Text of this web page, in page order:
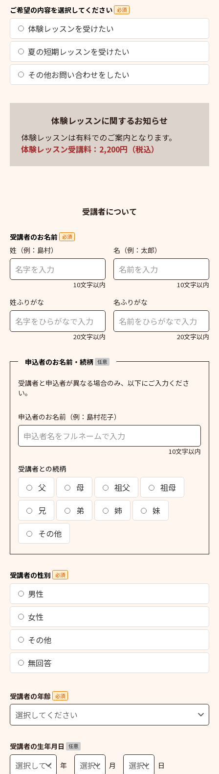
ご希望の内容を選択してください 必須
体験レッスンを受けたい
夏の短期レッスンを受けたい
その他お問い合わせをしたい
体験レッスンに関するお知らせ
体験レッスンは有料でのご案内となります。
体験レッスン受講料：2,200円（税込）
受講者について
受講者のお名前 必須
姓 （例：島村）
10文字以内
名 （例：太郎）
10文字以内
姓ふりがな
20文字以内
名ふりがな
20文字以内
申込者のお名前・続柄 任意
受講者と申込者が異なる場合のみ、以下にご入力くださ
い。
申込者のお名前 （例：島村花子）
10文字以内
受講者との続柄
父 母 祖父
祖母
兄
弟 姉
妹
その他
受講者の性別 必須
男性
女性
その他
無回答
受講者の年齢 必須
受講者の生年月日 任意
年 月 日